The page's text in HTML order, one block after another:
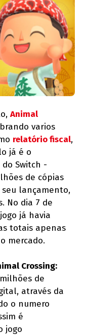
Animal
varios
relatório fiscal,
já é o
Switch -
de cópias
lançamento,
No dia 7 de
já havia
totais apenas
mercado.
Crossing:
de
através da
o numero
é
jogo